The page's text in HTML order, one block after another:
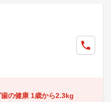
の健康 1歳から2.3kg